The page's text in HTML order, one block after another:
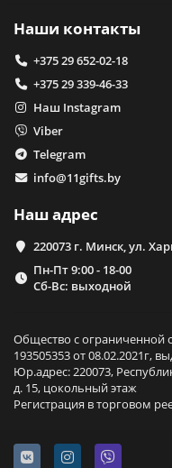
Наши контакты
+375 29 652-02-18
+375 29 339-46-33
Наш Instagram
Viber
Telegram
info@11gifts.by
Наш адрес
220073 г. Минск, ул.
Пн-Пт 9:00 - 18-00
Сб-Вс: выходной
Общество с ограниченной
193505353 от 08.02.2021г,
Юр.адрес: 220073,
д. 15, цокольный этаж
Регистрация в торговом